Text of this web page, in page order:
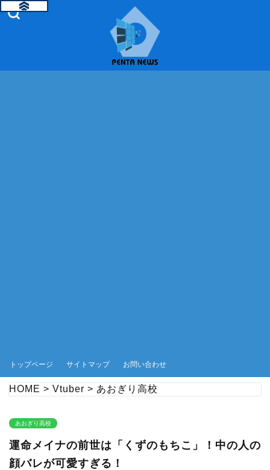
トップページ サイトマップ お問い合わせ
HOME > Vtuber > あおぎり高校
あおぎり高校
運命メイナの前世は「くずのもちこ」！中の人の
顔バレが可愛すぎる！